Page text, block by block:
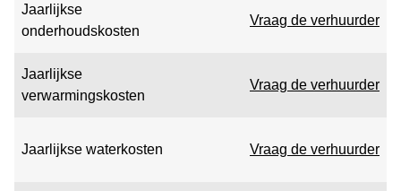
Jaarlijkse
onderhoudskosten
Vraag de verhuurder
Jaarlijkse
verwarmingskosten
Vraag de verhuurder
Jaarlijkse waterkosten Vraag de verhuurder